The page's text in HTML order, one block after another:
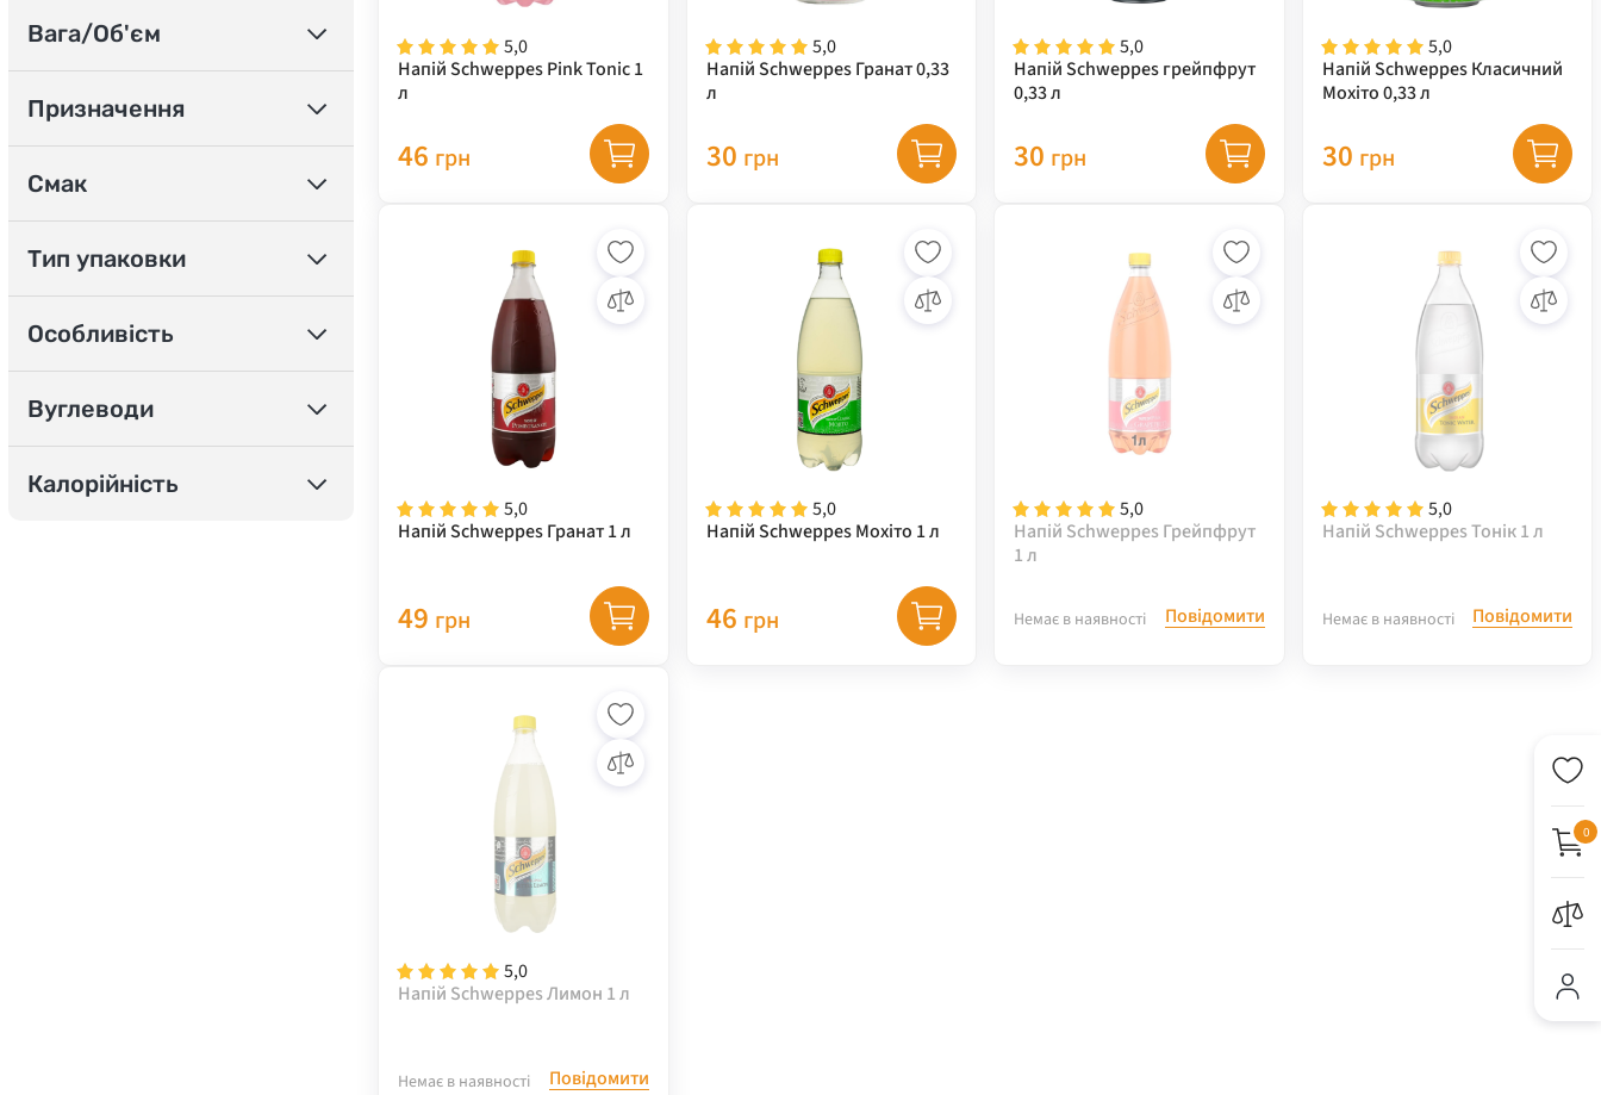
0
Вага/Об'єм
Призначення
Смак
Тип упаковки
Особливість
Вуглеводи
Калорійність
5,0
Напій Schweppes Pink Tonic 1
л
46 грн
5,0
Напій Schweppes Гранат 0,33
л
30 грн
5,0
Напій Schweppes грейпфрут
0,33 л
30 грн
5,0
Напій Schweppes Класичний
Мохіто 0,33 л
30 грн
5,0
Напій Schweppes Гранат 1 л
49 грн
5,0
Напій Schweppes Мохіто 1 л
46 грн
5,0
Напій Schweppes Грейпфрут
1 л
Немає в наявності Повідомити
5,0
Напій Schweppes Тонік 1 л
Немає в наявності Повідомити
5,0
Напій Schweppes Лимон 1 л
Немає в наявності Повідомити